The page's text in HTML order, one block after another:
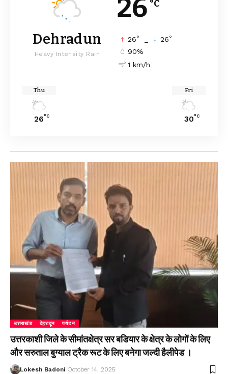
26 °C
Dehradun
Heavy Intensity Rain
26° 26°
90%
1 km/h
Thu
26°C
Fri
30°C
उत्तराखंड देहरादून पर्यटन
उत्तरकाशी जिले के सीमांतक्षेत्र सर बडियार के क्षेत्र के लोगों के लिए
और सरुताल बुग्याल ट्रैक रूट के लिए बनेगा जल्दी हैलीपेड ।
Lokesh Badoni October 14, 2025